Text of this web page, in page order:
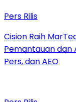
Pers Rilis
Cision Raih
Pemantauan dan
Pers, dan AEO